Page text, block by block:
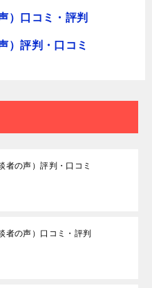
）口コミ・評判
）評判・口コミ
者の声）評判・口コミ
者の声）口コミ・評判